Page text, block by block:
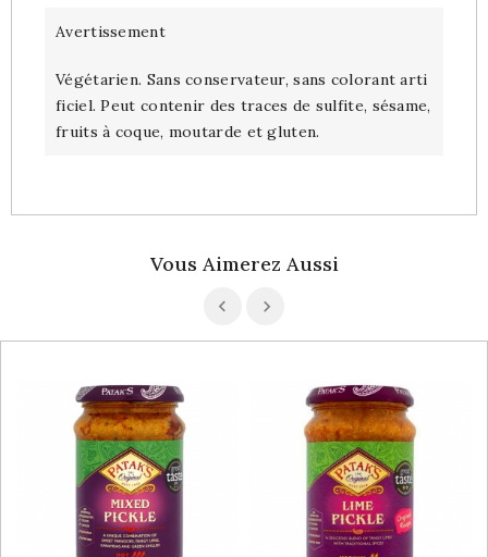
Avertissement
Végétarien. Sans conservateur, sans colorant arti
ficiel. Peut contenir des traces de sulfite, sésame,
fruits à coque, moutarde et gluten.
Vous Aimerez Aussi